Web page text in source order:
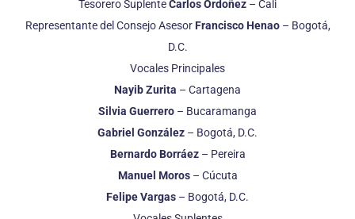
Tesorero SuplenteCarlos Ordoñez – Cali
Representante del Consejo Asesor Francisco Henao– Bogotá,
D.C.
Vocales Principales
Nayib Zurita – Cartagena
Silvia Guerrero – Bucaramanga
Gabriel González – Bogotá, D.C.
Bernardo Borráez– Pereira
Manuel Moros– Cúcuta
Felipe Vargas – Bogotá, D.C.